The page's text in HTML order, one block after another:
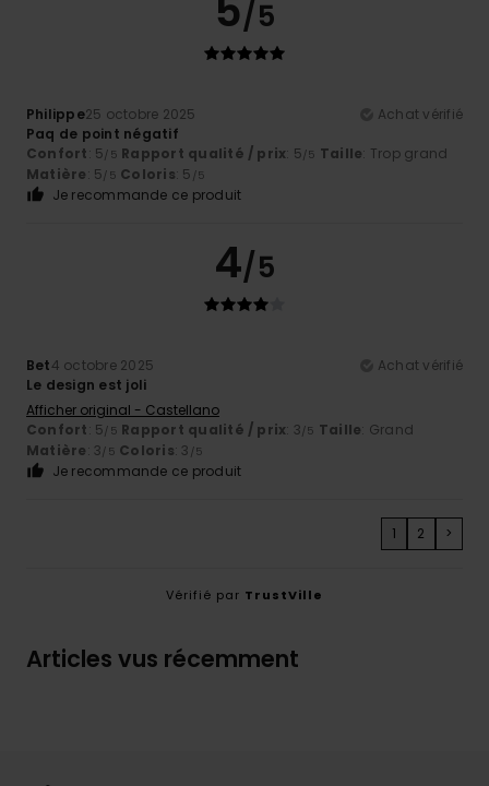
/5
Philippe25 octobre 2025
Achat vérifié
Paq de point négatif
Confort: 5/5 Rapport qualité / prix: 5/5 Taille: Trop grand
Matière: 5/5 Coloris: 5 /5
Je recommande ce produit
4/5
Bet4 octobre 2025
Achat vérifié
Le design est joli
Afficher original - Castellano
Confort: 5/5 Rapport qualité / prix: 3/5 Taille: Grand
Matière: 3/5 Coloris: 3 /5
Je recommande ce produit
1 2 >
Vérifié par TrustVille
Articles vus récemment